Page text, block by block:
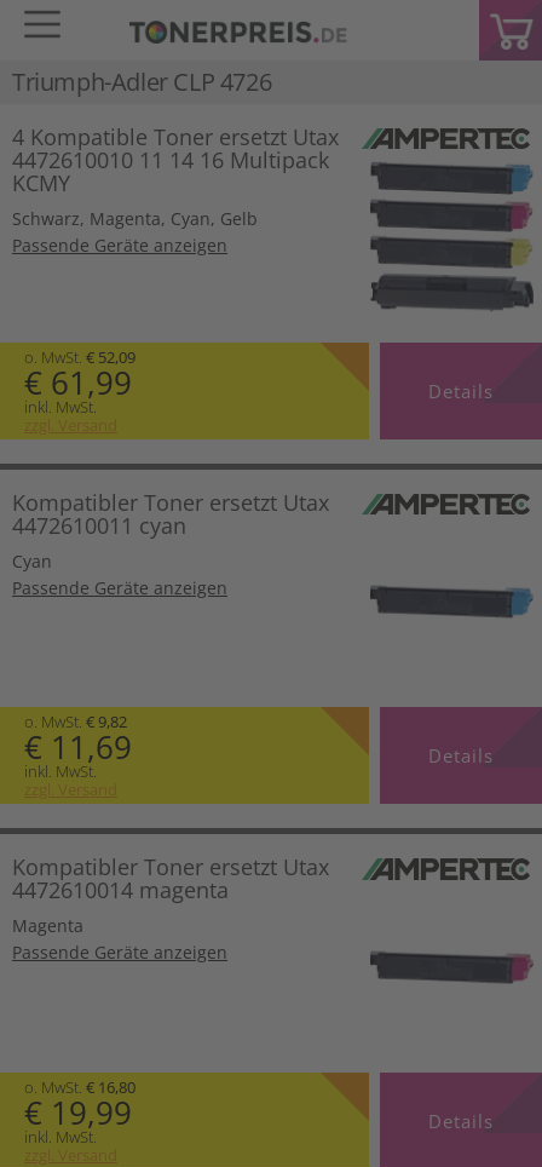
Triumph-Adler CLP 4726
4 Kompatible Toner ersetzt Utax
4472610010 11 14 16 Multipack
KCMY
Schwarz, Magenta, Cyan, Gelb
Passende Geräte anzeigen
o. MwSt. € 52,09
€ 61,99
inkl. MwSt.
zzgl. Versand
Details
Kompatibler Toner ersetzt Utax
4472610011 cyan
Cyan
Passende Geräte anzeigen
o. MwSt. € 9,82
€ 11,69
inkl. MwSt.
zzgl. Versand
Details
Kompatibler Toner ersetzt Utax
4472610014 magenta
Magenta
Passende Geräte anzeigen
o. MwSt. € 16,80
€ 19,99
inkl. MwSt.
zzgl. Versand
Details